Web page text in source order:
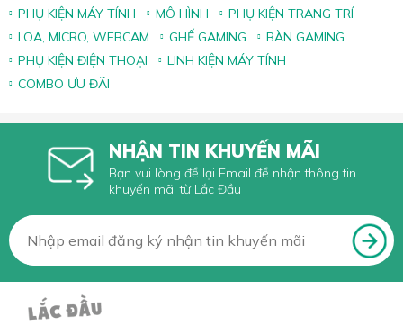
PHỤ KIỆN MÁY TÍNH
MÔ HÌNH
PHỤ KIỆN TRANG TRÍ
LOA, MICRO, WEBCAM
GHẾ GAMING
BÀN GAMING
PHỤ KIỆN ĐIỆN THOẠI
LINH KIỆN MÁY TÍNH
COMBO ƯU ĐÃI
NHẬN TIN KHUYẾN MÃI
Bạn vui lòng để lại Email để nhận thông tin
khuyến mãi từ Lắc Đầu